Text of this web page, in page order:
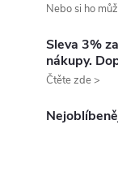
Nebo si ho
Sleva 3%
nákupy.
Čtěte zde >